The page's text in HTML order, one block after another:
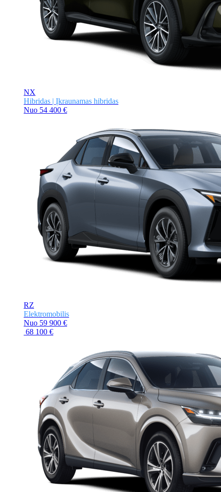
NX
Hibridas | Įkraunamas hibridas
Nuo 54 400 €
RZ
Elektromobilis
Nuo 59 900 €
68 100 €